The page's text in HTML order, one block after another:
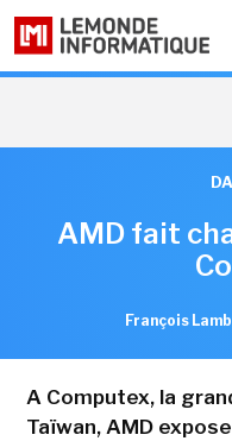
AMD fait
François
A Computex, la
Taïwan, AMD